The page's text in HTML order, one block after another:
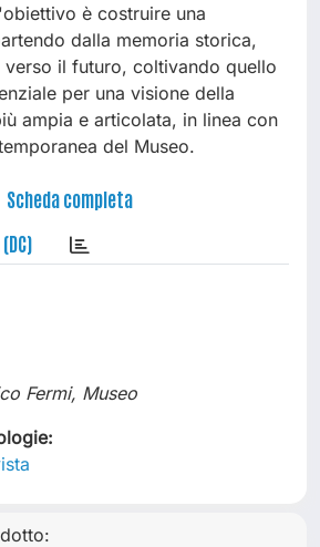
è costruire una
dalla memoria storica,
verso il futuro, coltivando quello
per una visione della
ampia e articolata, in linea con
del Museo.
Scheda completa
Fermi, Museo